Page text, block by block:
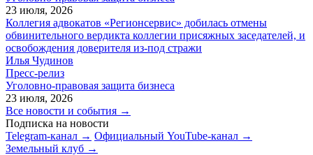
23 июля, 2026
Коллегия адвокатов «Регионсервис» добилась отмены
обвинительного вердикта коллегии присяжных заседателей, и
освобождения доверителя из-под стражи
Илья Чудинов
Пресс-релиз
Уголовно-правовая защита бизнеса
23 июля, 2026
Все новости и события →
Подписка на новости
Telegram-канал → Официальный YouTube-канал →
Земельный клуб →